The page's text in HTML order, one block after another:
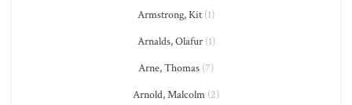
Armstrong, Kit (1)
Arnalds, Olafur(1)
Arne, Thomas (7)
Arnold, Malcolm (2)